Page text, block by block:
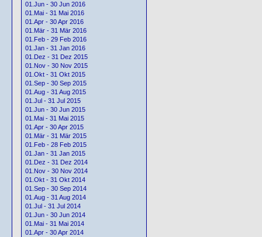
01.Jun - 30 Jun 2016
01.Mai - 31 Mai 2016
01.Apr - 30 Apr 2016
01.Mär - 31 Mär 2016
01.Feb - 29 Feb 2016
01.Jan - 31 Jan 2016
01.Dez - 31 Dez 2015
01.Nov - 30 Nov 2015
01.Okt - 31 Okt 2015
01.Sep - 30 Sep 2015
01.Aug - 31 Aug 2015
01.Jul - 31 Jul 2015
01.Jun - 30 Jun 2015
01.Mai - 31 Mai 2015
01.Apr - 30 Apr 2015
01.Mär - 31 Mär 2015
01.Feb - 28 Feb 2015
01.Jan - 31 Jan 2015
01.Dez - 31 Dez 2014
01.Nov - 30 Nov 2014
01.Okt - 31 Okt 2014
01.Sep - 30 Sep 2014
01.Aug - 31 Aug 2014
01.Jul - 31 Jul 2014
01.Jun - 30 Jun 2014
01.Mai - 31 Mai 2014
01.Apr - 30 Apr 2014